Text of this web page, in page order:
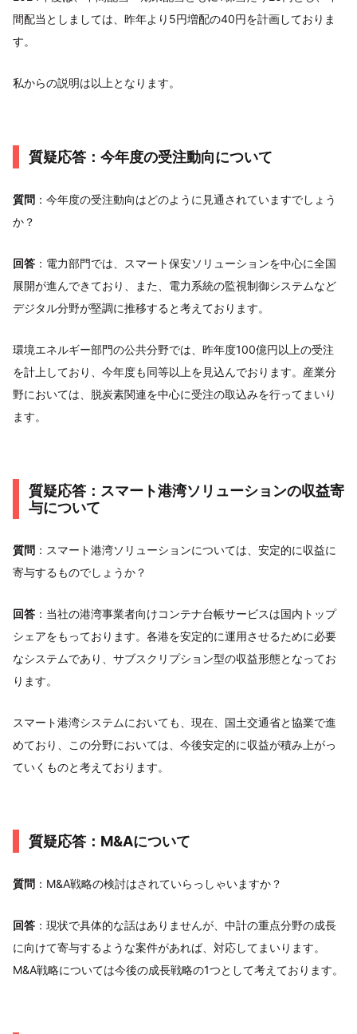
間配当としましては、昨年より5円増配の40円を計画しておりま
す。
私からの説明は以上となります。
質疑応答：今年度の受注動向について
質問 ：今年度の受注動向はどのように見通されていますでしょう
か？
回答 ：電力部門では、スマート保安ソリューションを中心に全国
展開が進んできており、また、電力系統の監視制御システムなど
デジタル分野が堅調に推移すると考えております。
環境エネルギー部門の公共分野では、昨年度100億円以上の受注
を計上しており、今年度も同等以上を見込んでおります。産業分
野においては、脱炭素関連を中心に受注の取込みを行ってまいり
ます。
質疑応答：スマート港湾ソリューションの収益寄
与について
質問 ：スマート港湾ソリューションについては、安定的に収益に
寄与するものでしょうか？
回答 ：当社の港湾事業者向けコンテナ台帳サービスは国内トップ
シェアをもっております。各港を安定的に運用させるために必要
なシステムであり、サブスクリプション型の収益形態となってお
ります。
スマート港湾システムにおいても、現在、国土交通省と協業で進
めており、この分野においては、今後安定的に収益が積み上がっ
ていくものと考えております。
質疑応答：M&Aについて
質問 ：M&A戦略の検討はされていらっしゃいますか？
回答 ：現状で具体的な話はありませんが、中計の重点分野の成長
に向けて寄与するような案件があれば、対応してまいります。
M&A戦略については今後の成長戦略の1つとして考えております。